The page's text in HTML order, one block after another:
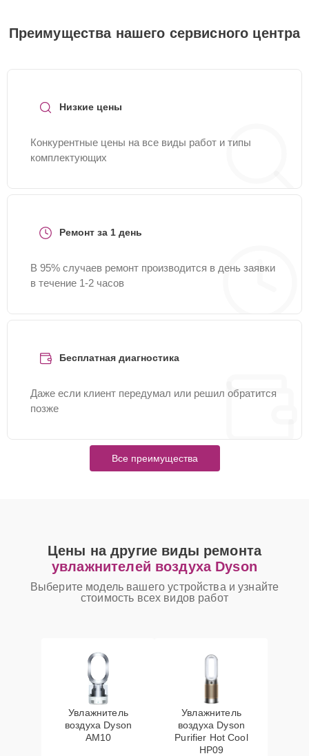
Преимущества нашего сервисного центра
Низкие цены
Конкурентные цены на все виды работ и типы
комплектующих
Ремонт за 1 день
В 95% случаев ремонт производится в день заявки
в течение 1-2 часов
Бесплатная диагностика
Даже если клиент передумал или решил обратится
позже
Все преимущества
Цены на другие виды ремонта
увлажнителей воздуха Dyson
Выберите модель вашего устройства и узнайте
стоимость всех видов работ
Увлажнитель
воздуха Dyson
AM10
Увлажнитель
воздуха Dyson
Purifier Hot Cool
HP09